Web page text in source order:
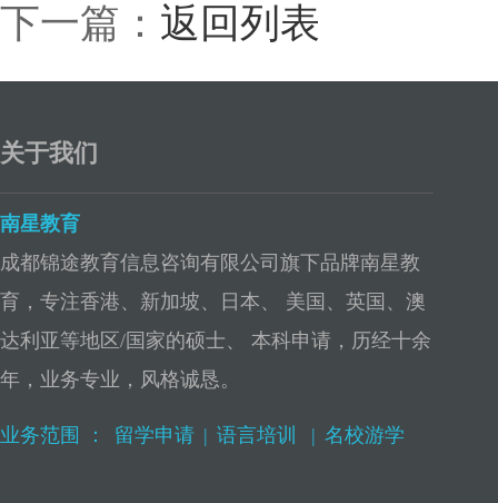
下一篇： 返回列表
关于我们
南星教育
成都锦途教育信息咨询有限公司旗下品牌南星教
育，专注香港、新加坡、日本、 美国、英国、澳
达利亚等地区/国家的硕士、 本科申请，历经十余
年，业务专业，风格诚恳。
业务范围 ： 留学申请 | 语言培训 | 名校游学